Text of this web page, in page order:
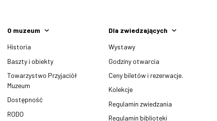
O muzeum
Historia
Baszty i obiekty
Towarzystwo Przyjaciół
Muzeum
Dostępność
RODO
Dla zwiedzających
Wystawy
Godziny otwarcia
Ceny biletów i rezerwacje.
Kolekcje
Regulamin zwiedzania
Regulamin biblioteki